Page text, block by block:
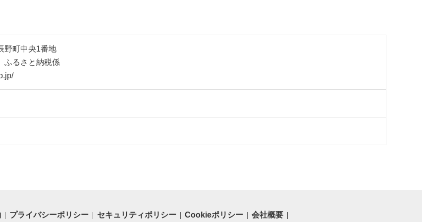
野町中央1番地
ふるさと納税係
プライバシーポリシー セキュリティポリシー Cookieポリシー 会社概要